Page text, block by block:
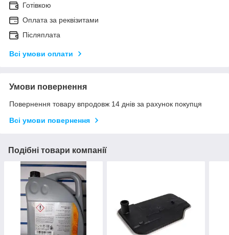
Готівкою
Оплата за реквізитами
Післяплата
Всі умови оплати
Умови повернення
Повернення товару впродовж 14 днів за рахунок покупця
Всі умови повернення
Подібні товари компанії